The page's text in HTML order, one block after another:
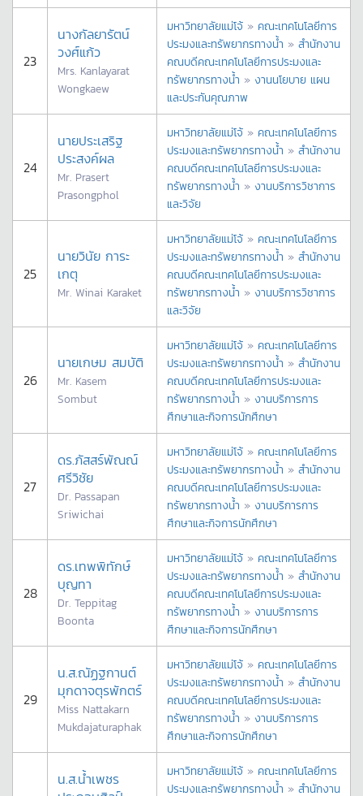
23
นางกัลยารัตน์
วงศ์แก้ว
Mrs. Kanlayarat
Wongkaew
มหาวิทยาลัยแม่โจ้ » คณะเทคโนโลยีการ
ประมงและทรัพยากรทางน้ำ » สำนักงาน
คณบดีคณะเทคโนโลยีการประมงและ
ทรัพยากรทางน้ำ » งานนโยบาย แผน
และประกันคุณภาพ
24
นายประเสริฐ
ประสงค์ผล
Mr. Prasert
Prasongphol
มหาวิทยาลัยแม่โจ้ » คณะเทคโนโลยีการ
ประมงและทรัพยากรทางน้ำ » สำนักงาน
คณบดีคณะเทคโนโลยีการประมงและ
ทรัพยากรทางน้ำ » งานบริการวิชาการ
และวิจัย
25
นายวินัย การะ
เกตุ
Mr. Winai Karaket
มหาวิทยาลัยแม่โจ้ » คณะเทคโนโลยีการ
ประมงและทรัพยากรทางน้ำ » สำนักงาน
คณบดีคณะเทคโนโลยีการประมงและ
ทรัพยากรทางน้ำ » งานบริการวิชาการ
และวิจัย
26
นายเกษม สมบัติ
Mr. Kasem
Sombut
มหาวิทยาลัยแม่โจ้ » คณะเทคโนโลยีการ
ประมงและทรัพยากรทางน้ำ » สำนักงาน
คณบดีคณะเทคโนโลยีการประมงและ
ทรัพยากรทางน้ำ » งานบริการการ
ศึกษาและกิจการนักศึกษา
27
ดร.ภัสสร์พัณณ์
ศรีวิชัย
Dr. Passapan
Sriwichai
มหาวิทยาลัยแม่โจ้ » คณะเทคโนโลยีการ
ประมงและทรัพยากรทางน้ำ » สำนักงาน
คณบดีคณะเทคโนโลยีการประมงและ
ทรัพยากรทางน้ำ » งานบริการการ
ศึกษาและกิจการนักศึกษา
28
ดร.เทพพิทักษ์
บุญทา
Dr. Teppitag
Boonta
มหาวิทยาลัยแม่โจ้ » คณะเทคโนโลยีการ
ประมงและทรัพยากรทางน้ำ » สำนักงาน
คณบดีคณะเทคโนโลยีการประมงและ
ทรัพยากรทางน้ำ » งานบริการการ
ศึกษาและกิจการนักศึกษา
29
น.ส.ณัฏฐกานต์
มุกดาจตุรพักตร์
Miss Nattakarn
Mukdajaturaphak
มหาวิทยาลัยแม่โจ้ » คณะเทคโนโลยีการ
ประมงและทรัพยากรทางน้ำ » สำนักงาน
คณบดีคณะเทคโนโลยีการประมงและ
ทรัพยากรทางน้ำ » งานบริการการ
ศึกษาและกิจการนักศึกษา
น.ส.น้ำเพชร
มหาวิทยาลัยแม่โจ้ » คณะเทคโนโลยีการ
ประมงและทรัพยากรทางน้ำ » สำนักงาน